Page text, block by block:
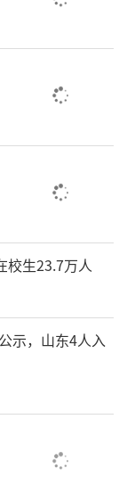
校生23.7万人
示，山东4人入